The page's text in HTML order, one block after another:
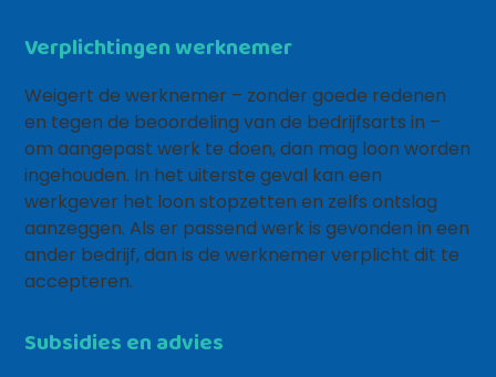
Verplichtingen werknemer
Weigert de werknemer – zonder goede redenen
en tegen de beoordeling van de bedrijfsarts in –
om aangepast werk te doen, dan mag loon worden
ingehouden. In het uiterste geval kan een
werkgever het loon stopzetten en zelfs ontslag
aanzeggen. Als er passend werk is gevonden in een
ander bedrijf, dan is de werknemer verplicht dit te
accepteren.
Subsidies en advies